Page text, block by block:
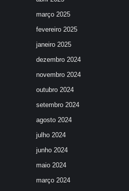
março 2025
fevereiro 2025
janeiro 2025
dezembro 2024
novembro 2024
outubro 2024
setembro 2024
agosto 2024
julho 2024
junho 2024
maio 2024
março 2024